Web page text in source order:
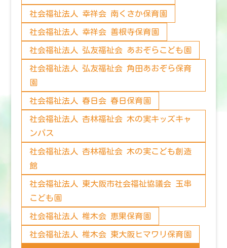
社会福祉法人 幸祥会 南くさか保育園
社会福祉法人 幸祥会 善根寺保育園
社会福祉法人 弘友福祉会 あおぞらこども園
社会福祉法人 弘友福祉会 角田あおぞら保育
園
社会福祉法人 春日会 春日保育園
社会福祉法人 杏林福祉会 木の実キッズキャ
ンパス
社会福祉法人 杏林福祉会 木の実こども創造
館
社会福祉法人 東大阪市社会福祉協議会 玉串
こども園
社会福祉法人 椎木会 恵果保育園
社会福祉法人 椎木会 東大阪ヒマワリ保育園